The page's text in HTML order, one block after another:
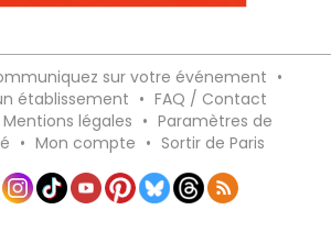
sur votre événement •
établissement • FAQ / Contact
Mentions légales • Paramètres de
• Mon compte • Sortir de Paris